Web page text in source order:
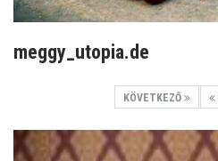
meggy_utopia.de
KÖVETKEZŐ